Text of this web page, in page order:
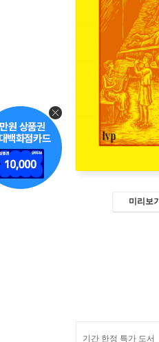
미리보기
기간 한정 특가 도서